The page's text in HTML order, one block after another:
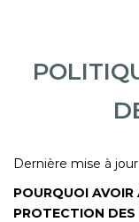
Dernière mise à
POURQUOI
PROTECTION DES